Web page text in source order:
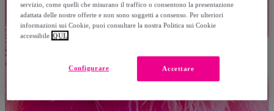
servizio, come quelli che misurano il traffico o consentono la presentazione
adattata delle nostre offerte e non sono soggetti a consenso. Per ulteriori
informazioni sui Cookie, puoi consultare la nostra Politica sui Cookie
accessibile QUI.
Accettare
Configurare